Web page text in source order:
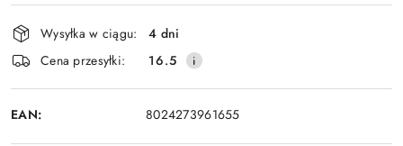
Dostępność
i
dostawa
Wysyłka w ciągu:
4 dni
Cena przesyłki:
16.5
EAN: 8024273961655